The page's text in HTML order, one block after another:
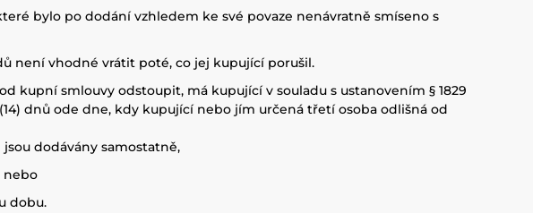
bylo po dodání vzhledem ke své povaze nenávratně smíseno s
není vhodné vrátit poté, co jej kupující porušil.
kupní smlouvy odstoupit, má kupující v souladu s ustanovením § 1829
dnů ode dne, kdy kupující nebo jím určená třetí osoba odlišná od
dodávány samostatně,
nebo
dobu.